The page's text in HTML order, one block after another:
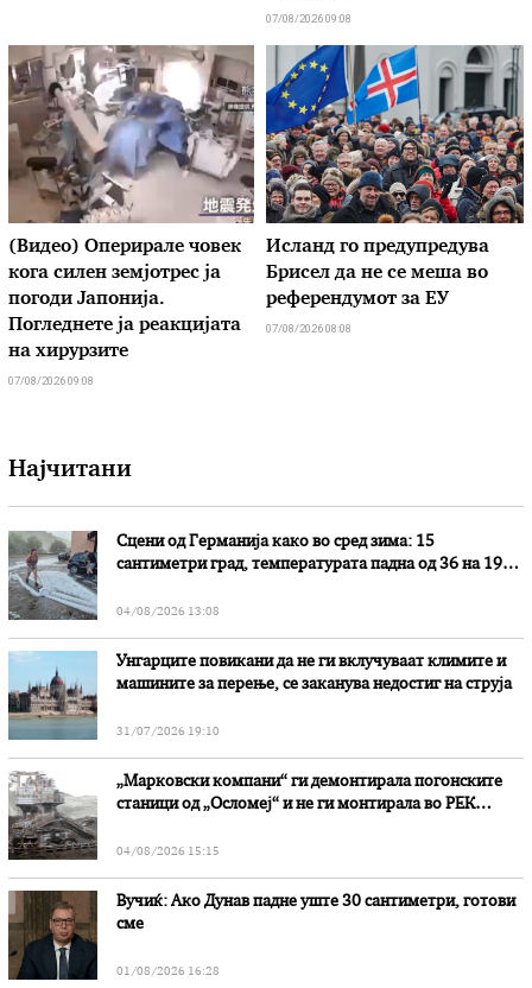
07/08/2026 09:08
(Видео) Оперирале човек
кога силен земјотрес ја
погоди Јапонија.
Погледнете ја реакцијата
на хирурзите
07/08/2026 09:08
Исланд го предупредува
Брисел да не се меша во
референдумот за ЕУ
07/08/2026 08:08
Најчитани
Сцени од Германија како во сред зима: 15
сантиметри град, температурата падна од 36 на 19
04/08/2026 13:08
Унгарците повикани да не ги вклучуваат климите и
машините за перење, се заканува недостиг на струја
31/07/2026 19:10
„Марковски компани“ ги демонтирала погонските
станици од „Осломеј“ и не ги монтирала во РЕК
04/08/2026 15:15
Вучиќ: Ако Дунав падне уште 30 сантиметри, готови
сме
01/08/2026 16:28